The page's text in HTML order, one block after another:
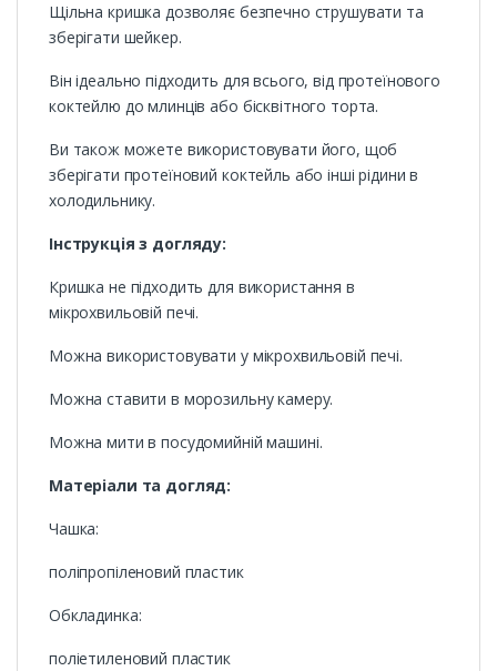
Щільна кришка дозволяє безпечно струшувати та
зберігати шейкер.
Він ідеально підходить для всього, від протеїнового
коктейлю до млинців або бісквітного торта.
Ви також можете використовувати його, щоб
зберігати протеїновий коктейль або інші рідини в
холодильнику.
Інструкція з догляду:
Кришка не підходить для використання в
мікрохвильовій печі.
Можна використовувати у мікрохвильовій печі.
Можна ставити в морозильну камеру.
Можна мити в посудомийній машині.
Матеріали та догляд:
Чашка:
поліпропіленовий пластик
Обкладинка:
поліетиленовий пластик